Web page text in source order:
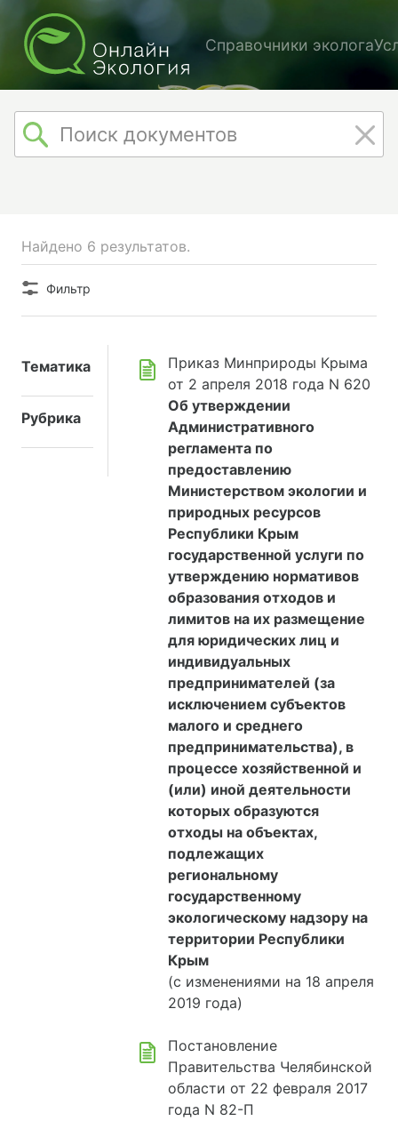
Справочники эколога
Найдено 6 результатов.
Фильтр
Тематика
Рубрика
Приказ Минприроды Крыма
от 2 апреля 2018 года N 620
Об утверждении
Административного
регламента по
предоставлению
Министерством экологии и
природных ресурсов
Республики Крым
государственной услуги по
утверждению нормативов
образования отходов и
лимитов на их размещение
для юридических лиц и
индивидуальных
предпринимателей (за
исключением субъектов
малого и среднего
предпринимательства), в
процессе хозяйственной и
(или) иной деятельности
которых образуются
отходы на объектах,
подлежащих
региональному
государственному
экологическому надзору на
территории Республики
Крым
(с изменениями на 18 апреля
2019 года)
Постановление
Правительства Челябинской
области от 22 февраля 2017
года N 82-П